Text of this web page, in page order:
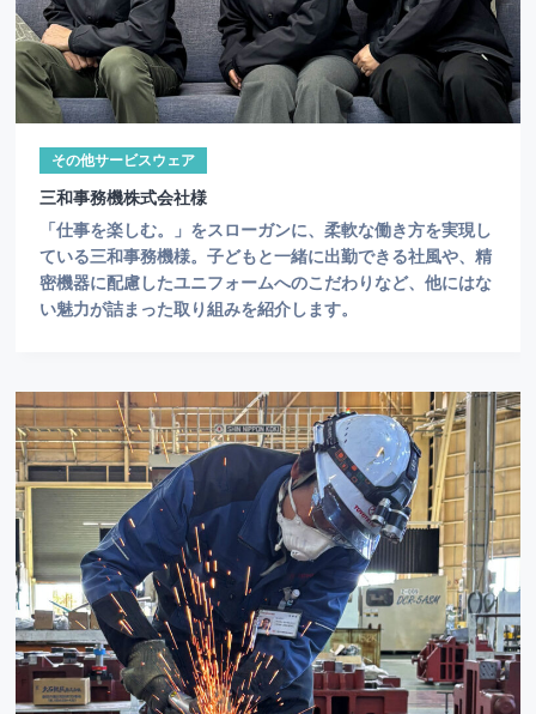
その他サービスウェア
三和事務機株式会社様
「仕事を楽しむ。」をスローガンに、柔軟な働き方を実現し
ている三和事務機様。子どもと一緒に出勤できる社風や、精
密機器に配慮したユニフォームへのこだわりなど、他にはな
い魅力が詰まった取り組みを紹介します。